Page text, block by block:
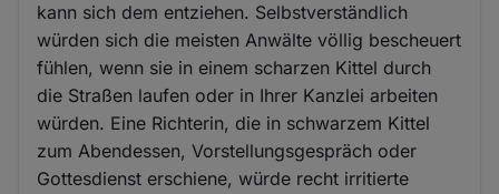
kann sich dem entziehen. Selbstverständlich
würden sich die meisten Anwälte völlig bescheuert
fühlen, wenn sie in einem scharzen Kittel durch
die Straßen laufen oder in Ihrer Kanzlei arbeiten
würden. Eine Richterin, die in schwarzem Kittel
zum Abendessen, Vorstellungsgespräch oder
Gottesdienst erschiene, würde recht irritierte